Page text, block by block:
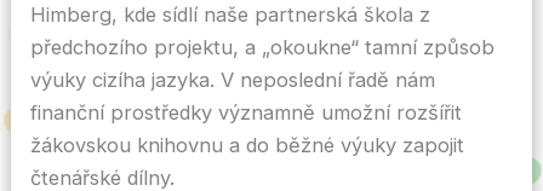
Himberg, kde sídlí naše partnerská škola z
předchozího projektu, a „okoukne“ tamní způsob
výuky cizíha jazyka. V neposlední řadě nám
finanční prostředky významně umožní rozšířit
žákovskou knihovnu a do běžné výuky zapojit
čtenářské dílny.